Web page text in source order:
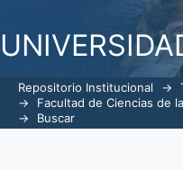
Repositorio Institucional →
→
Facultad de Ciencias de
→
Buscar